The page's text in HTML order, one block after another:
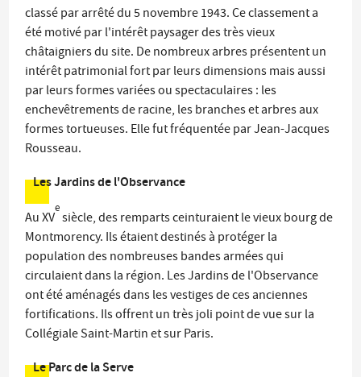
classé par arrêté du 5 novembre 1943. Ce classement a
été motivé par l'intérêt paysager des très vieux
châtaigniers du site. De nombreux arbres présentent un
intérêt patrimonial fort par leurs dimensions mais aussi
par leurs formes variées ou spectaculaires : les
enchevêtrements de racine, les branches et arbres aux
formes tortueuses. Elle fut fréquentée par Jean-Jacques
Rousseau.
Les Jardins de l'Observance
Au XV
e
siècle, des remparts ceinturaient le vieux bourg de
Montmorency. Ils étaient destinés à protéger la
population des nombreuses bandes armées qui
circulaient dans la région. Les Jardins de l'Observance
ont été aménagés dans les vestiges de ces anciennes
fortifications. Ils offrent un très joli point de vue sur la
Collégiale Saint-Martin et sur Paris.
Le Parc de la Serve